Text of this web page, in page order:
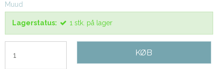
Muud
Lagerstatus: 1 stk. på lager
KØB